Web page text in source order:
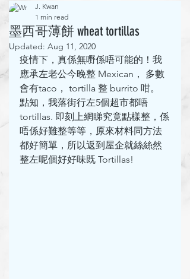
墨西哥薄餅 wheat tortillas
J. Kwan
1 min read
Updated: Aug 11, 2020
疫情下，真係無嘢係唔可能的！我
應承左老公今晚整 Mexican， 多數
會有taco， tortilla 整 burrito 咁。
點知，我落街行左5個超市都唔
tortillas. 即刻上網睇究竟點樣整，係
唔係好難整等等，原來材料同方法
都好簡單，所以返到屋企就絲絲然
整左呢個好好味既 Tortillas!